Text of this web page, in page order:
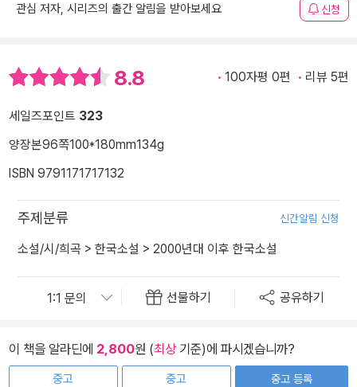
관심 저자, 시리즈의 출간 알림을 받아보세요 신청
8.8 100자평 0편 리뷰 5편
세일즈포인트 323
양장본96쪽100*180mm134g
ISBN 9791171717132
주제분류 신간알림 신청
소설/시/희곡 > 한국소설 > 2000년대 이후 한국소설
선물하기 공유하기
이 책을 알라딘에 2,800원 (최상기준)에 파시겠습니까?
중고
중고
중고 등록